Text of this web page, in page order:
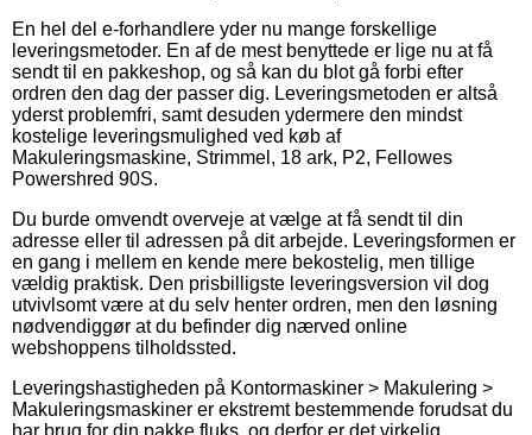
En hel del e-forhandlere yder nu mange forskellige
leveringsmetoder. En af de mest benyttede er lige nu at få
sendt til en pakkeshop, og så kan du blot gå forbi efter
ordren den dag der passer dig. Leveringsmetoden er altså
yderst problemfri, samt desuden ydermere den mindst
kostelige leveringsmulighed ved køb af
Makuleringsmaskine, Strimmel, 18 ark, P2, Fellowes
Powershred 90S.
Du burde omvendt overveje at vælge at få sendt til din
adresse eller til adressen på dit arbejde. Leveringsformen er
en gang i mellem en kende mere bekostelig, men tillige
vældig praktisk. Den prisbilligste leveringsversion vil dog
utvivlsomt være at du selv henter ordren, men den løsning
nødvendiggør at du befinder dig nærved online
webshoppens tilholdssted.
Leveringshastigheden på Kontormaskiner > Makulering >
Makuleringsmaskiner er ekstremt bestemmende forudsat du
har brug for din pakke fluks, og derfor er det virkelig